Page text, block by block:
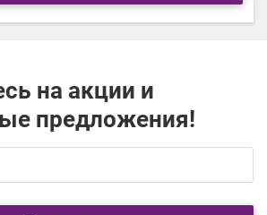
на акции и
предложения!